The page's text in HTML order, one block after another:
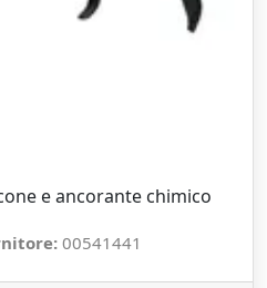
e ancorante chimico
00541441